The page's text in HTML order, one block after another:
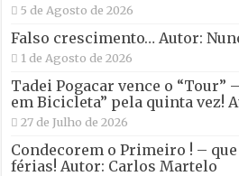
5 de Agosto de 2026
Falso crescimento… Autor:
1 de Agosto de 2026
Tadei Pogacar vence o “Tour”
em Bicicleta” pela quinta vez!
27 de Julho de 2026
Condecorem o Primeiro ! –
férias! Autor: Carlos Martelo